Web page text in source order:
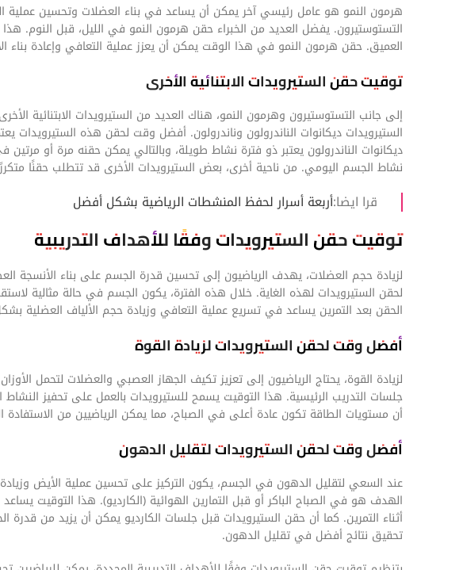
هرمون النمو هو عامل رئيسي آخر يمكن أن يساعد في بناء العضلات وتحسين
التستوستيرون. يفضل العديد من الخبراء حقن هرمون النمو في الليل، قبل النوم.
العميق. حقن هرمون النمو في هذا الوقت يمكن أن يعزز عملية التعافي وإعادة بناء
توقيت حقن الستيرويدات الابتنائية الأخرى
إلى جانب التستوستيرون وهرمون النمو، هناك العديد من الستيرويدات الابتنائية
الستيرويدات ديكانوات الناندرولون وناندرولون. أفضل وقت لحقن هذه
ديكانوات الناندرولون يعتبر ذو فترة نشاط طويلة، وبالتالي يمكن حقنه مرة أو
نشاط الجسم اليومي. من ناحية أخرى، بعض الستيرويدات الأخرى قد تتطلب حقنًا
قرا ایضا:أربعة أسرار لحفظ المنشطات الرياضية بشكل أفضل
توقيت حقن الستيرويدات وفقًا للأهداف التدريبية
لزيادة حجم العضلات، يهدف الرياضيون إلى تحسين قدرة الجسم على بناء الأنسجة
لحقن الستيرويدات لهذه الغاية. خلال هذه الفترة، يكون الجسم في حالة مثالية
الحقن بعد التمرين يساعد في تسريع عملية التعافي وزيادة حجم الألياف العضلية
أفضل وقت لحقن الستيرويدات لزيادة القوة
لزيادة القوة، يحتاج الرياضيون إلى تعزيز تكيف الجهاز العصبي والعضلات لتحمل
جلسات التدريب الرئيسية. هذا التوقيت يسمح للستيرويدات بالعمل على تحفيز النشاط
أن مستويات الطاقة تكون عادة أعلى في الصباح، مما يمكن الرياضيين من الاستفادة
أفضل وقت لحقن الستيرويدات لتقليل الدهون
عند السعي لتقليل الدهون في الجسم، يكون التركيز على تحسين عملية الأيض
الهدف هو في الصباح الباكر أو قبل التمارين الهوائية (الكارديو). هذا التوقيت
أثناء التمرين. كما أن حقن الستيرويدات قبل جلسات الكارديو يمكن أن يزيد من
تحقيق نتائج أفضل في تقليل الدهون.